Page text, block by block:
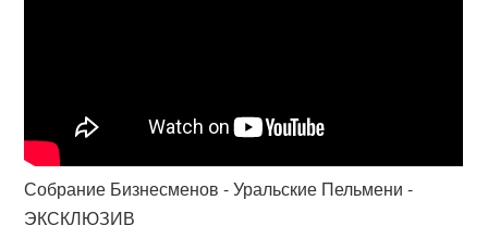
Собрание Бизнесменов - Уральские Пельмени -
ЭКСКЛЮЗИВ